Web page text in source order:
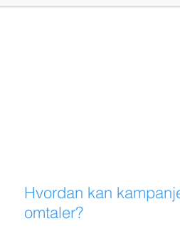
Hvordan kan
omtaler?